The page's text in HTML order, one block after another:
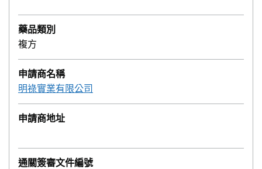
藥品類別
複方
申請商名稱
明祿實業有限公司
申請商地址
通關簽審文件編號